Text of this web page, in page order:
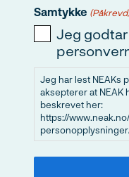
Samtykke
Jeg godtar
Jeg har lest NEAKs
aksepterer at NEAK
beskrevet her:
https://